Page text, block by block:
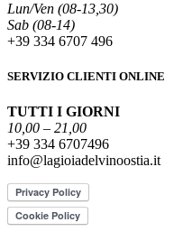
Lun/Ven (08-13,30)
Sab (08-14)
+39 334 6707 496
SERVIZIO CLIENTI ONLINE
TUTTI I GIORNI
10,00 – 21,00
+39 334 6707496
info@lagioiadelvinoostia.it